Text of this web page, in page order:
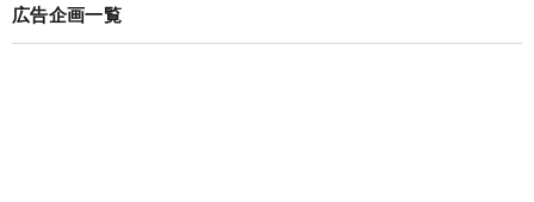
広告企画一覧